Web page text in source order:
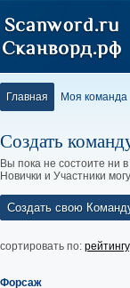
Главная Моя команда
Создать
Вы пока не состоите ни
Новички и Участники
Создать свою
сортировать по: рейтингу
Форсаж